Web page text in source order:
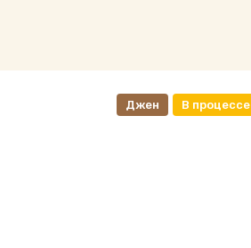
Джен В процессе